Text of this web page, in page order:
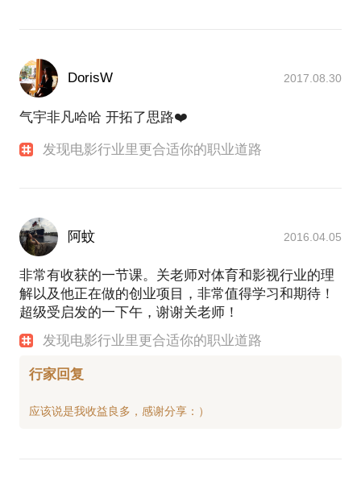
DorisW 2017.08.30
气宇非凡哈哈 开拓了思路❤️
发现电影行业里更合适你的职业道路
阿蚊 2016.04.05
非常有收获的一节课。关老师对体育和影视行业的理
解以及他正在做的创业项目，非常值得学习和期待！
超级受启发的一下午，谢谢关老师！
发现电影行业里更合适你的职业道路
行家回复